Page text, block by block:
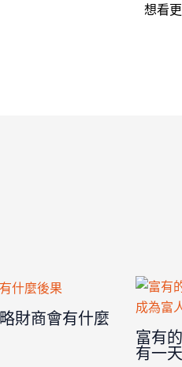
想看
財商會有什麼
富有
有一